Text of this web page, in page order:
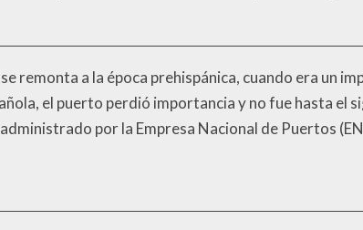
remonta a la época prehispánica, cuando era un
el puerto perdió importancia y no fue hasta el
por la Empresa Nacional de Puertos